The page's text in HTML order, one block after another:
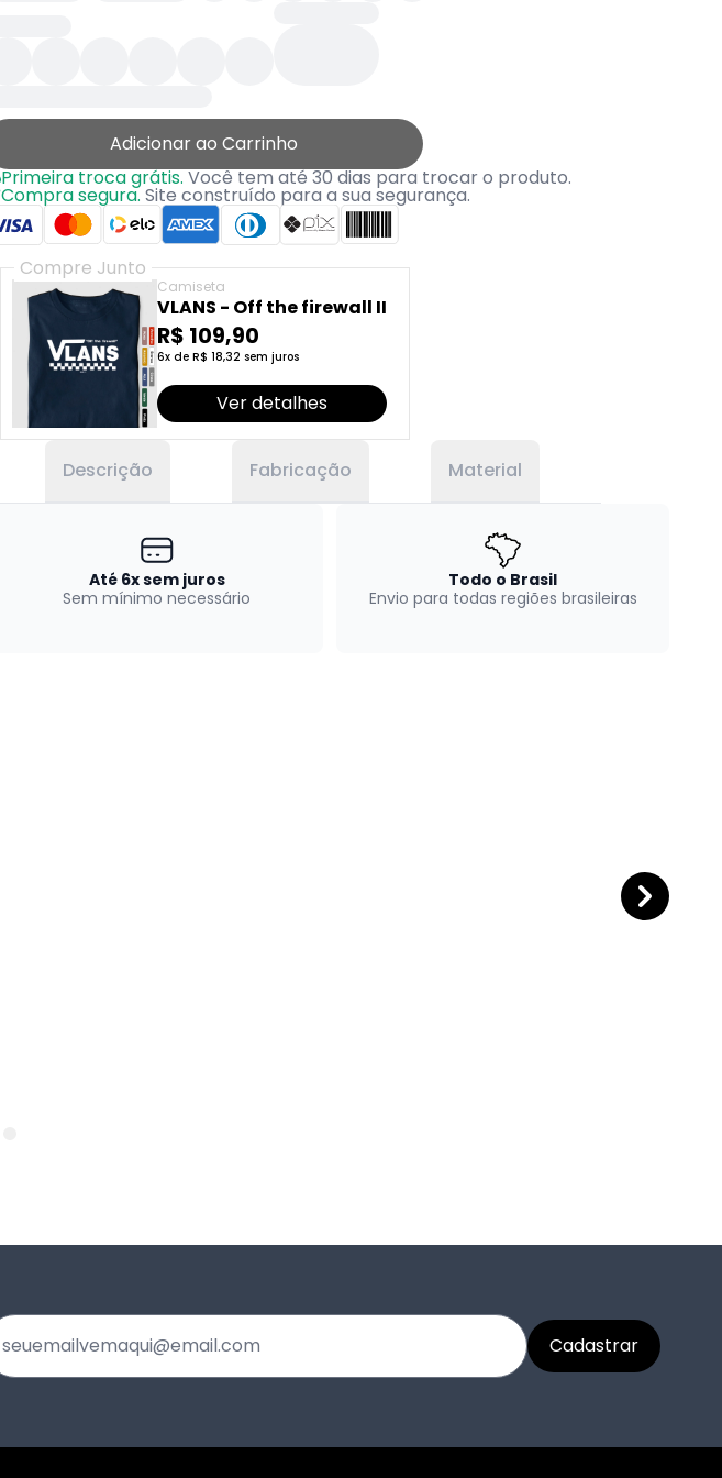
Adicionar ao Carrinho
Primeira troca grátis.Você tem até 30 dias para trocar o produto.
Compra segura.Site construído para a sua segurança.
Compre Junto
Camiseta
VLANS - Off the firewall II
R$ 109,90
6x de R$ 18,32 sem juros
Ver detalhes
Descrição Fabricação Material
Até 6x sem juros
Sem mínimo necessário
Todo o Brasil
Envio para todas regiões brasileiras